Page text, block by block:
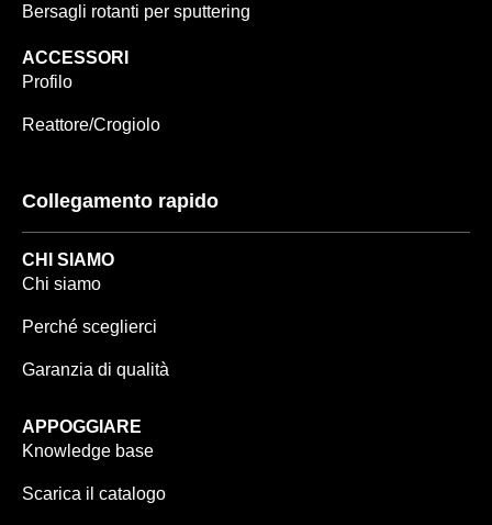
Bersagli rotanti per sputtering
ACCESSORI
Profilo
Reattore/Crogiolo
Collegamento rapido
CHI SIAMO
Chi siamo
Perché sceglierci
Garanzia di qualità
APPOGGIARE
Knowledge base
Scarica il catalogo